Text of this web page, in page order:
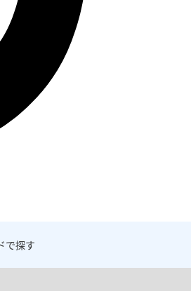
で探す